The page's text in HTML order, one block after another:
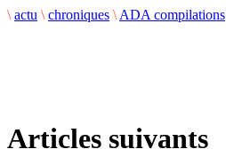
\ actu \ chroniques \ ADA compilations
Articles suivants